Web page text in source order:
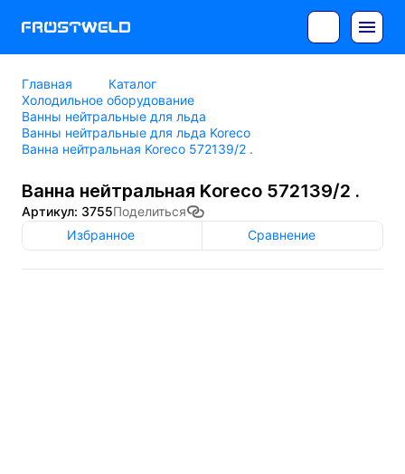
Главная
Каталог
Холодильное оборудование
Ванны нейтральные для льда
Ванны нейтральные для льда Koreco
Ванна нейтральная Koreco 572139/2 .
Ванна нейтральная Koreco 572139/2 .
Артикул: 3755Поделиться
Избранное
Сравнение